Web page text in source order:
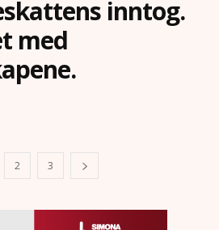
inntog.
med
2 3